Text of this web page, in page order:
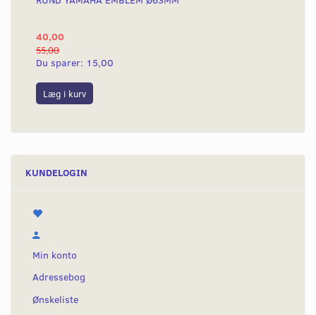
40,00
55,00
Du sparer: 15,00
Læg i kurv
KUNDELOGIN
Min konto
Adressebog
Ønskeliste